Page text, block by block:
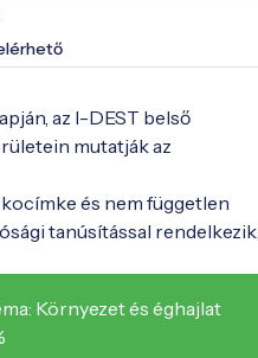
az I-DEST belső
mutatják az
és nem független
tanúsítással rendelkezik,
Környezet és éghajlat